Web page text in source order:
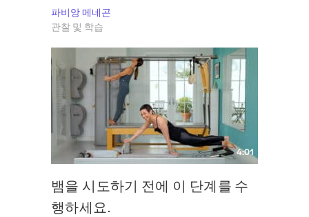
파비앙 메네곤
관찰 및 학습
4:01
뱀을 시도하기 전에 이 단계를 수
행하세요.